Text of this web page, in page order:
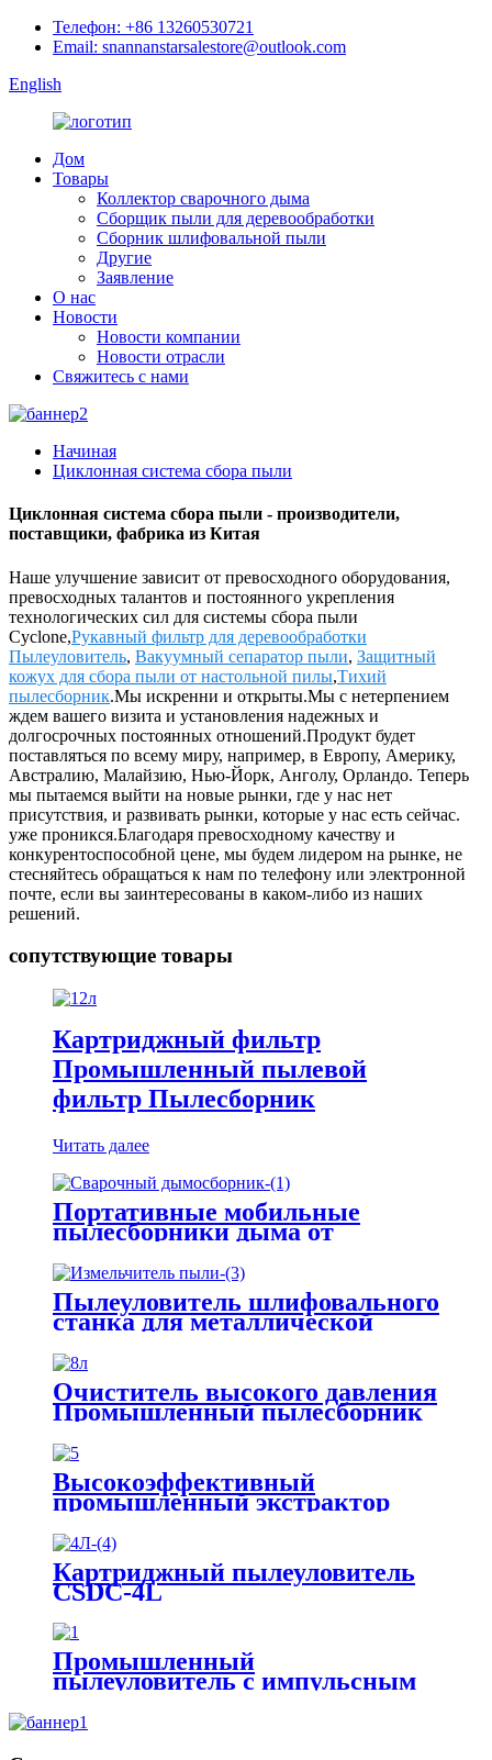
Телефон: +86 13260530721
Email: snannanstarsalestore@outlook.com
English
Дом
Товары
Коллектор сварочного дыма
Сборщик пыли для деревообработки
Сборник шлифовальной пыли
Другие
Заявление
О нас
Новости
Новости компании
Новости отрасли
Свяжитесь с нами
Начиная
Циклонная система сбора пыли
Циклонная система сбора пыли - производители,
поставщики, фабрика из Китая
Наше улучшение зависит от превосходного оборудования,
превосходных талантов и постоянного укрепления
технологических сил для системы сбора пыли
Cyclone,Рукавный фильтр для деревообработки
Пылеуловитель, Вакуумный сепаратор пыли, Защитный
кожух для сбора пыли от настольной пилы,Тихий
пылесборник.Мы искренни и открыты.Мы с нетерпением
ждем вашего визита и установления надежных и
долгосрочных постоянных отношений.Продукт будет
поставляться по всему миру, например, в Европу, Америку,
Австралию, Малайзию, Нью-Йорк, Анголу, Орландо. Теперь
мы пытаемся выйти на новые рынки, где у нас нет
присутствия, и развивать рынки, которые у нас есть сейчас.
уже проникся.Благодаря превосходному качеству и
конкурентоспособной цене, мы будем лидером на рынке, не
стесняйтесь обращаться к нам по телефону или электронной
почте, если вы заинтересованы в каком-либо из наших
решений.
сопутствующие товары
Картриджный фильтр
Промышленный пылевой
фильтр Пылесборник
Читать далее
Портативные мобильные
пылесборники дыма от
сварочного дыма
Пылеуловитель шлифовального
станка для металлической
платформы для измельчения и
удаления пыли
Очиститель высокого давления
Промышленный пылесборник
Патрон фильтра
Пылеуловитель
Высокоэффективный
промышленный экстрактор
дыма, каменная пила,
улавливатель порошка,
сварочный пылесборник
Картриджный пылеуловитель
CSDC-4L
Промышленный
пылеуловитель с импульсным
дробилки